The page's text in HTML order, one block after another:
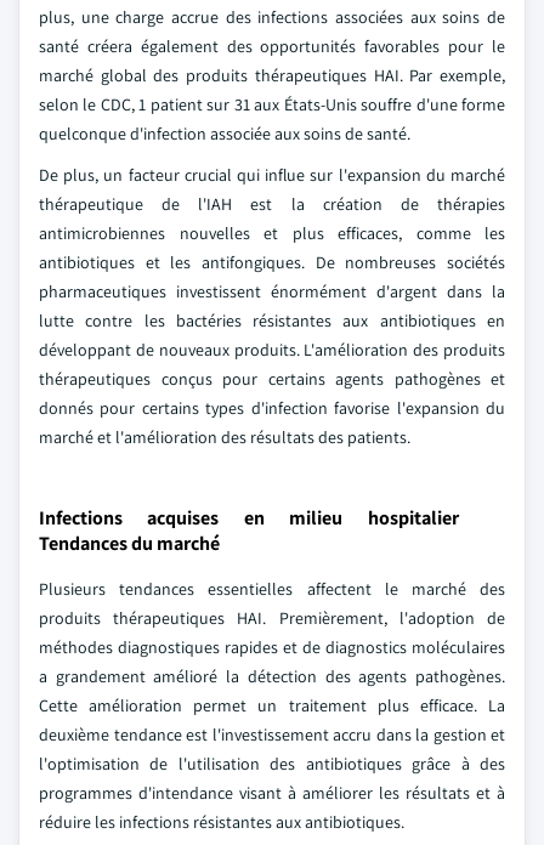
plus, une charge accrue des infections associées aux soins de
santé créera également des opportunités favorables pour le
marché global des produits thérapeutiques HAI. Par exemple,
selon le CDC, 1 patient sur 31 aux États-Unis souffre d'une forme
quelconque d'infection associée aux soins de santé.
De plus, un facteur crucial qui influe sur l'expansion du marché
thérapeutique de l'IAH est la création de thérapies
antimicrobiennes nouvelles et plus efficaces, comme les
antibiotiques et les antifongiques. De nombreuses sociétés
pharmaceutiques investissent énormément d'argent dans la
lutte contre les bactéries résistantes aux antibiotiques en
développant de nouveaux produits. L'amélioration des produits
thérapeutiques conçus pour certains agents pathogènes et
donnés pour certains types d'infection favorise l'expansion du
marché et l'amélioration des résultats des patients.
Infections acquises en milieu hospitalier
Tendances du marché
Plusieurs tendances essentielles affectent le marché des
produits thérapeutiques HAI. Premièrement, l'adoption de
méthodes diagnostiques rapides et de diagnostics moléculaires
a grandement amélioré la détection des agents pathogènes.
Cette amélioration permet un traitement plus efficace. La
deuxième tendance est l'investissement accru dans la gestion et
l'optimisation de l'utilisation des antibiotiques grâce à des
programmes d'intendance visant à améliorer les résultats et à
réduire les infections résistantes aux antibiotiques.